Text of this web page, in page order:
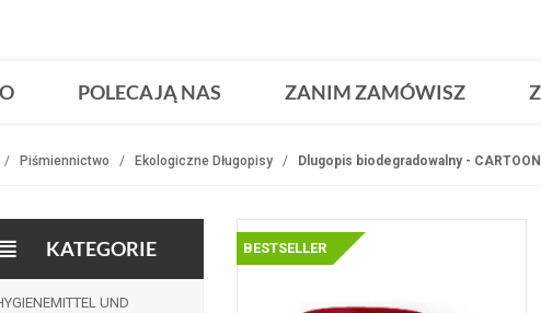
POLECAJĄ NAS ZANIM ZAMÓWISZ
Piśmiennictwo Ekologiczne Długopisy Dlugopis biodegradowalny - CARTOON
KATEGORIE
UND
BESTSELLER